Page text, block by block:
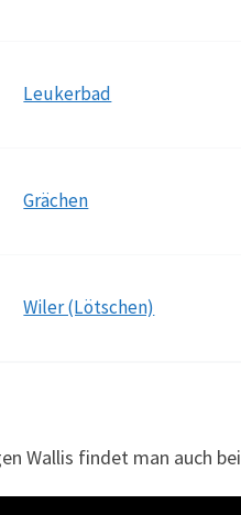
Leukerbad
Grächen
Wiler (Lötschen)
Wallis findet man auch